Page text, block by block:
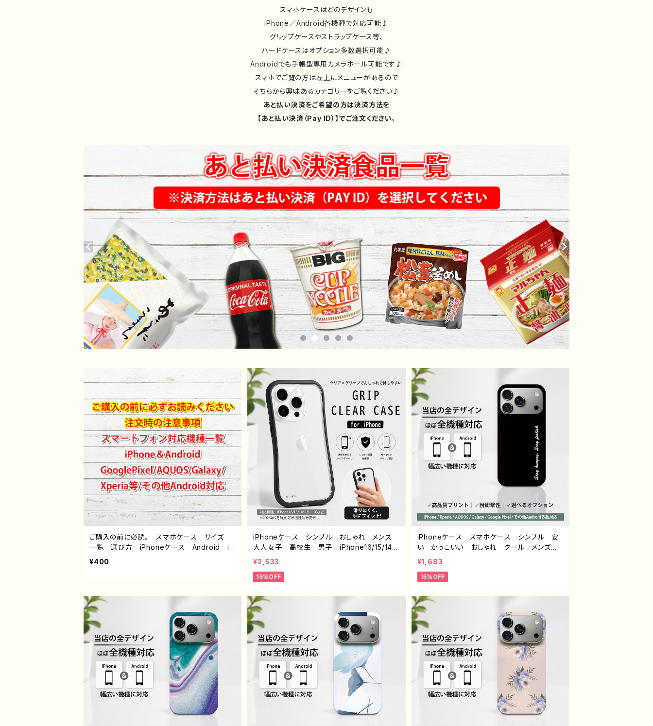
スマホケースはどのデザインも
iPhone／Android各機種で対応可能♪
グリップケースやストラップケース等、
ハードケースはオプション多数選択可能♪
Androidでも手帳型専用カメラホール可能です♪
スマホでご覧の方は左上にメニューがあるので
そちらから興味あるカテゴリーをご覧ください♪
あと払い決済をご希望の方は決済方法を
【あと払い決済（Pay ID）】でご注文ください。
ご購入の前に必読。 スマホケース サイズ
一覧 選び方 iPhoneケース Android iP
hone17/16/15/14/13/12/11 Galaxy Xperi
¥400
iPhoneケース シンプル おしゃれ メンズ
大人女子 高校生 男子 iPhone16/15/14/1
3/12/11 かっこいい おすすめ 人気 韓国
風 ミニマルデザイン オリジナル デザイ
ン くびれケース 耐衝撃 持ちやすい 滑り
ズ グリップ付き 携帯 クリアケース タイト
ル：シンプル グリップケース no signal デザイ
ン960 J1-9
¥2,533
15%OFF
iPhoneケース スマホケース シンプル 安
い かっこいい おしゃれ クール メンズ
高校生 男子 個性的 おすすめ 人気 ク
リエイター iPhone15/14/13/12/11 AQUOS
sense 4 5 6 Xperia Googlepixel Gal
ランド オリジナル デザイン グッズ タイト
ル：シンプル スマホケース PART193 J1-9
¥1,683
15%OFF